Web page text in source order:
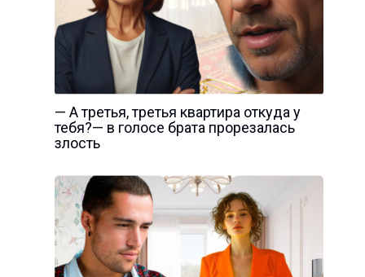
— А третья, третья квартира откуда у
тебя?— в голосе брата прорезалась
злость